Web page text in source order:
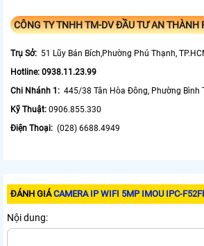
CÔNG TY TNHH TM-DV ĐẦU TƯ AN THÀNH
Trụ Sở: 51 Lũy Bán Bích,Phường Phú Thạnh,
Hotline: 0938.11.23.99
Chi Nhánh 1: 445/38 Tân Hòa Đông, Phường Bình
Kỹ Thuật: 0906.855.330
Điện Thoại: (028) 6688.4949
ĐÁNH GIÁCAMERA IP WIFI 5MP IMOU IPC-
Nội dung: